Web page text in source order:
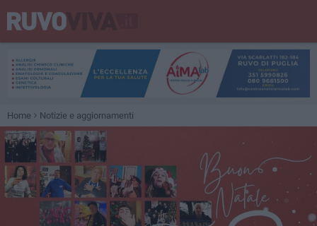
Home Notizie e aggiornamenti